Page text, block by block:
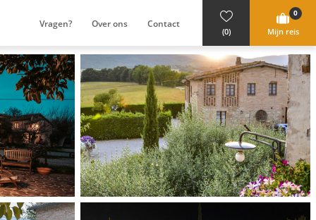
Vragen? Over ons Contact
(0)
0
Mijn reis